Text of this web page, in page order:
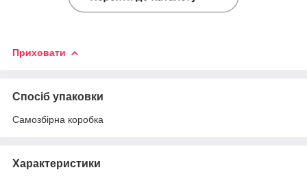
Приховати
Спосіб упаковки
Самозбірна коробка
Характеристики